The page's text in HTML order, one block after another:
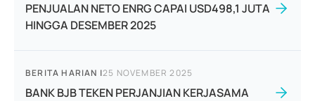
PENJUALAN NETO ENRG CAPAI USD498,1 JUTA
HINGGA DESEMBER 2025
BERITA HARIAN |25 NOVEMBER 2025
BANK BJB TEKEN PERJANJIAN KERJASAMA